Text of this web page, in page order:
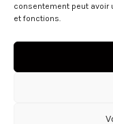
consentement peut avoir
et fonctions.